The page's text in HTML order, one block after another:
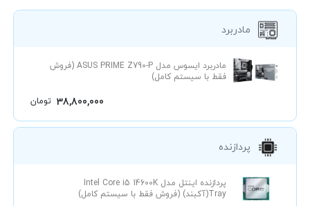
مادربرد
38,800,000 تومان
مادربرد ایسوس مدل ASUS PRIME Z790-P (فروش
فقط با سیستم کامل)
پردازنده
پردازنده اینتل مدل Intel Core i5 14600K
Tray(آکبند) (فروش فقط با سیستم کامل)